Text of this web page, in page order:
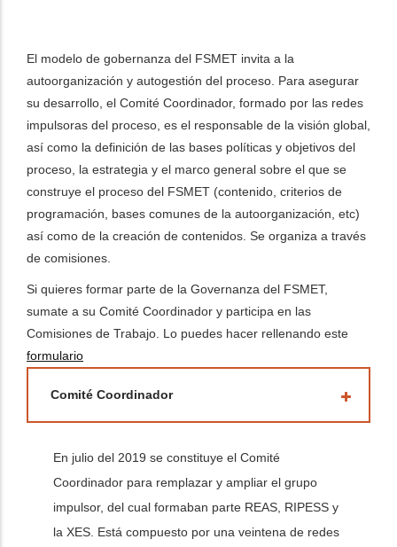
de acciones
El modelo de gobernanza del FSMET invita a la
autoorganización y autogestión del proceso. Para asegurar
su desarrollo, el Comité Coordinador, formado por las redes
impulsoras del proceso, es el responsable de la visión global,
así como la definición de las bases políticas y objetivos del
proceso, la estrategia y el marco general sobre el que se
construye el proceso del FSMET (contenido, criterios de
programación, bases comunes de la autoorganización, etc)
así como de la creación de contenidos. Se organiza a través
de comisiones.
Si quieres formar parte de la Governanza del FSMET,
sumate a su Comité Coordinador y participa en las
Comisiones de Trabajo. Lo puedes hacer rellenando este
formulario
Comité Coordinador
En julio del 2019 se constituye el Comité
Coordinador para remplazar y ampliar el grupo
impulsor, del cual formaban parte REAS, RIPESS y
la XES. Está compuesto por una veintena de redes